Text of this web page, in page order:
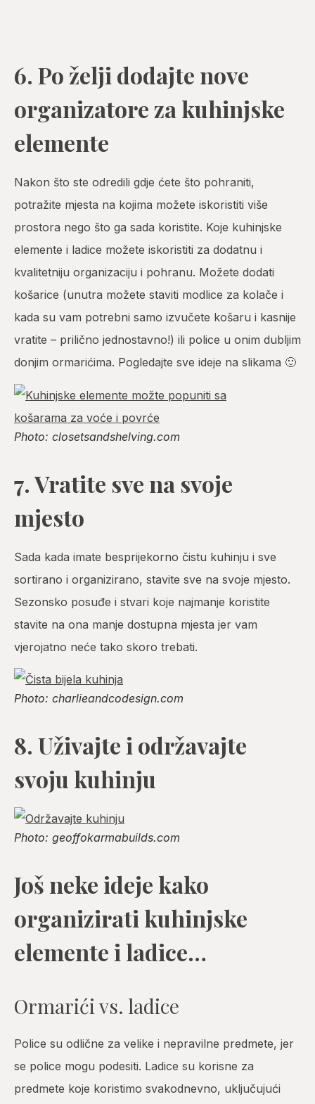
6. Po želji dodajte nove
organizatore za kuhinjske
elemente
Nakon što ste odredili gdje ćete što pohraniti,
potražite mjesta na kojima možete iskoristiti više
prostora nego što ga sada koristite. Koje kuhinjske
elemente i ladice možete iskoristiti za dodatnu i
kvalitetniju organizaciju i pohranu. Možete dodati
košarice (unutra možete staviti modlice za kolače i
kada su vam potrebni samo izvučete košaru i kasnije
vratite – prilično jednostavno!) ili police u onim dubljim
donjim ormarićima. Pogledajte sve ideje na slikama 🙂
Photo: closetsandshelving.com
7. Vratite sve na svoje
mjesto
Sada kada imate besprijekorno čistu kuhinju i sve
sortirano i organizirano, stavite sve na svoje mjesto.
Sezonsko posuđe i stvari koje najmanje koristite
stavite na ona manje dostupna mjesta jer vam
vjerojatno neće tako skoro trebati.
Photo: charlieandcodesign.com
8. Uživajte i održavajte
svoju kuhinju
Photo: geoffokarmabuilds.com
Još neke ideje kako
organizirati kuhinjske
elemente i ladice…
Ormarići vs. ladice
Police su odlične za velike i nepravilne predmete, jer
se police mogu podesiti. Ladice su korisne za
predmete koje koristimo svakodnevno, uključujući